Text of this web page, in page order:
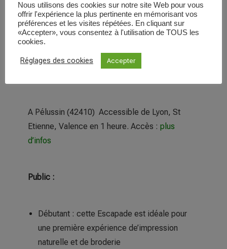
Un étui unique en tissu que vous aurez imprimé
par technique de martelage de végétaux tataki
zomé puis rebrodé.
A Pélussin (42410) Accessible de Lyon, St
Etienne, Valence en 1 heure. Accès : plus
d’infos
Public :
Débutant : cette Escapade est idéale pour
une première expérience de’impression
naturelle et de broderie
Nous utilisons des cookies sur notre site Web pour vous
offrir l'expérience la plus pertinente en mémorisant vos
préférences et les visites répétées. En cliquant sur
«Accepter», vous consentez à l'utilisation de TOUS les
cookies.
Réglages des cookies Accepter